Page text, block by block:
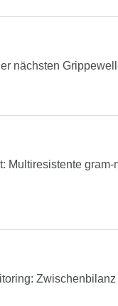
nächsten
Multiresistente